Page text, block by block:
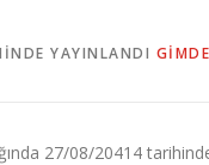
YAYINLANDI
27/08/20414